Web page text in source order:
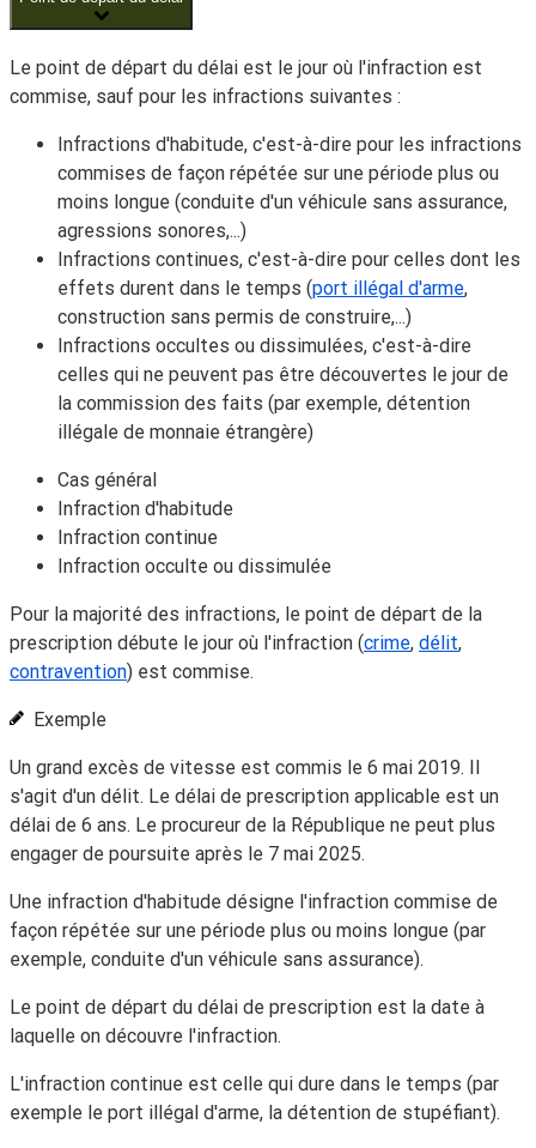
Le point de départ du délai est le jour où l'infraction est
commise, sauf pour les infractions suivantes :
Infractions d'habitude, c'est-à-dire pour les infractions
commises de façon répétée sur une période plus ou
moins longue (conduite d'un véhicule sans assurance,
agressions sonores,...)
Infractions continues, c'est-à-dire pour celles dont les
effets durent dans le temps (port illégal d'arme,
construction sans permis de construire,...)
Infractions occultes ou dissimulées, c'est-à-dire
celles qui ne peuvent pas être découvertes le jour de
la commission des faits (par exemple, détention
illégale de monnaie étrangère)
Cas général
Infraction d'habitude
Infraction continue
Infraction occulte ou dissimulée
Pour la majorité des infractions, le point de départ de la
prescription débute le jour où l'infraction (crime, délit,
contravention) est commise.
Exemple
Un grand excès de vitesse est commis le 6 mai 2019. Il
s'agit d'un délit. Le délai de prescription applicable est un
délai de 6 ans. Le procureur de la République ne peut plus
engager de poursuite après le 7 mai 2025.
Une infraction d'habitude désigne l'infraction commise de
façon répétée sur une période plus ou moins longue (par
exemple, conduite d'un véhicule sans assurance).
Le point de départ du délai de prescription est la date à
laquelle on découvre l'infraction.
L'infraction continue est celle qui dure dans le temps (par
exemple le port illégal d'arme, la détention de stupéfiant).